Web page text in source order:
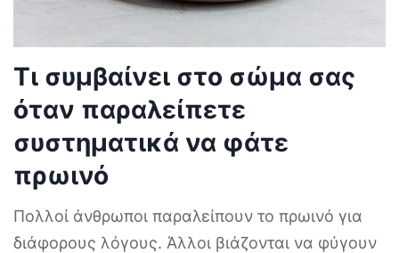
Τι συμβαίνει στο σώμα σας
όταν παραλείπετε
συστηματικά να φάτε
πρωινό
Πολλοί άνθρωποι παραλείπουν το πρωινό για
διάφορους λόγους. Άλλοι βιάζονται να φύγουν